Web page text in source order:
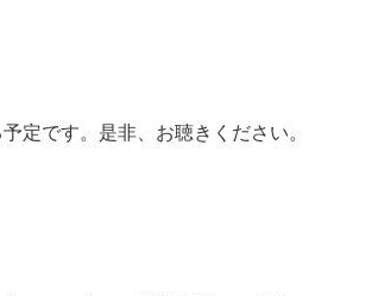
定です。是非、お聴きください。